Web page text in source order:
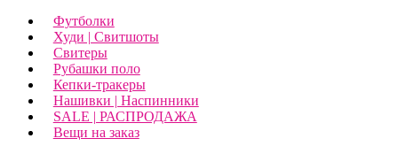
Футболки
Худи | Свитшоты
Свитеры
Рубашки поло
Кепки-тракеры
Нашивки | Наспинники
SALE | РАСПРОДАЖА
Вещи на заказ